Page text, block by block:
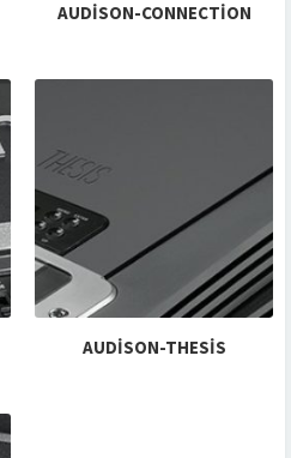
AUDISON-CONNECTION
AUDISON-THESIS